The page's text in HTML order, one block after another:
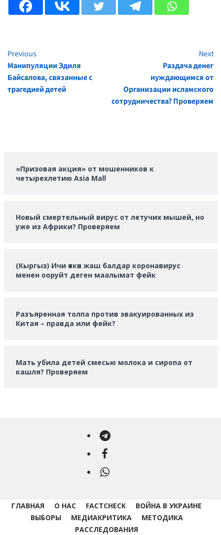
Continue
Reading
Previous
Манипуляции Эдиля
Байсалова, связанные с
трагедией детей
Next
Раздача денег
нуждающимся от
Организации исламского
сотрудничества? Проверяем
»Призовая акция» от мошенников к
четырехлетию Asia Mall
Новый смертельный вирус от летучих мышей, но
уже из Африки? Проверяем
(Кыргыз) Ичи өткөн жаш балдар коронавирус
менен ооруйт деген маалымат фейк
Разъяренная толпа против эвакуированных из
Китая – правда или фейк?
Мать убила детей смесью молока и сиропа от
кашля? Проверяем
Telegram
Facebook
WhatsApp
ГЛАВНАЯ О НАС FACTCHECK
ВОЙНА В УКРАИНЕ
ВЫБОРЫ
МЕДИАКРИТИКА
МЕТОДИКА
РАССЛЕДОВАНИЯ